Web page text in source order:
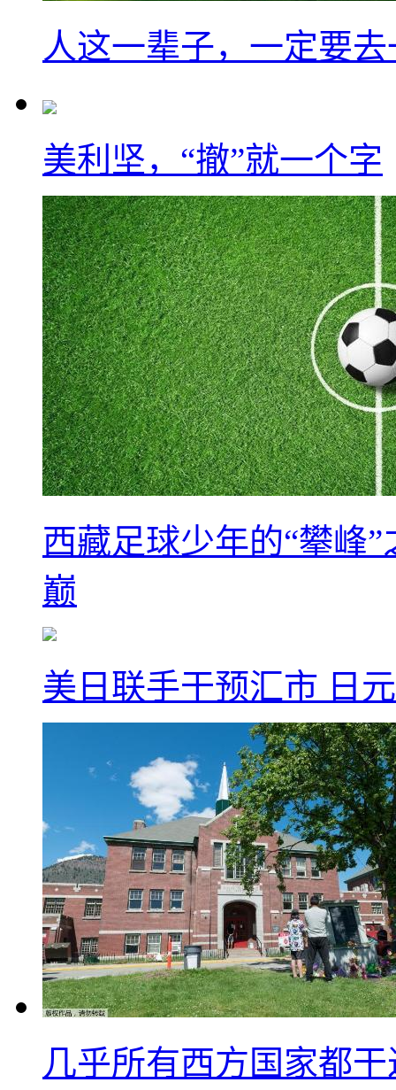
人这一辈子，一定要
美利坚，“撤”就一个字
西藏足球少年的“攀峰
巅
美日联手干预汇市 日
几乎所有西方国家都